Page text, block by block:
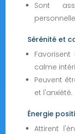
Sont
Sérénité et
calme
Peuvent
et l'anxiété.
Énergie
Attirent